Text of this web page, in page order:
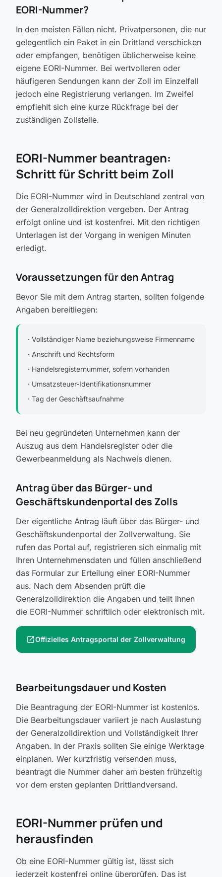
EORI-Nummer?
In den meisten Fällen nicht. Privatpersonen, die nur
gelegentlich ein Paket in ein Drittland verschicken
oder empfangen, benötigen üblicherweise keine
eigene EORI-Nummer. Bei wertvolleren oder
häufigeren Sendungen kann der Zoll im Einzelfall
jedoch eine Registrierung verlangen. Im Zweifel
empfiehlt sich eine kurze Rückfrage bei der
zuständigen Zollstelle.
EORI-Nummer beantragen:
Schritt für Schritt beim Zoll
Die EORI-Nummer wird in Deutschland zentral von
der Generalzolldirektion vergeben. Der Antrag
erfolgt online und ist kostenfrei. Mit den richtigen
Unterlagen ist der Vorgang in wenigen Minuten
erledigt.
Voraussetzungen für den Antrag
Bevor Sie mit dem Antrag starten, sollten folgende
Angaben bereitliegen:
· Vollständiger Name beziehungsweise Firmenname
· Anschrift und Rechtsform
· Handelsregisternummer, sofern vorhanden
· Umsatzsteuer-Identifikationsnummer
· Tag der Geschäftsaufnahme
Bei neu gegründeten Unternehmen kann der
Auszug aus dem Handelsregister oder die
Gewerbeanmeldung als Nachweis dienen.
Antrag über das Bürger- und
Geschäftskundenportal des Zolls
Der eigentliche Antrag läuft über das Bürger- und
Geschäftskundenportal der Zollverwaltung. Sie
rufen das Portal auf, registrieren sich einmalig mit
Ihren Unternehmensdaten und füllen anschließend
das Formular zur Erteilung einer EORI-Nummer
aus. Nach dem Absenden prüft die
Generalzolldirektion die Angaben und teilt Ihnen
die EORI-Nummer schriftlich oder elektronisch mit.
open_in_newOffizielles Antragsportal der Zollverwaltung
Bearbeitungsdauer und Kosten
Die Beantragung der EORI-Nummer ist kostenlos.
Die Bearbeitungsdauer variiert je nach Auslastung
der Generalzolldirektion und Vollständigkeit Ihrer
Angaben. In der Praxis sollten Sie einige Werktage
einplanen. Wer kurzfristig versenden muss,
beantragt die Nummer daher am besten frühzeitig
vor dem ersten geplanten Drittlandversand.
EORI-Nummer prüfen und
herausfinden
Ob eine EORI-Nummer gültig ist, lässt sich
jederzeit kostenfrei online überprüfen. Das ist